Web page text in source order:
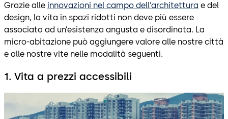
Grazie alle innovazioni nel campo dell’architettura e del
design, la vita in spazi ridotti non deve più essere
associata ad un’esistenza angusta e disordinata. La
micro-abitazione può aggiungere valore alle nostre città
e alle nostre vite nelle modalità seguenti.
1. Vita a prezzi accessibili